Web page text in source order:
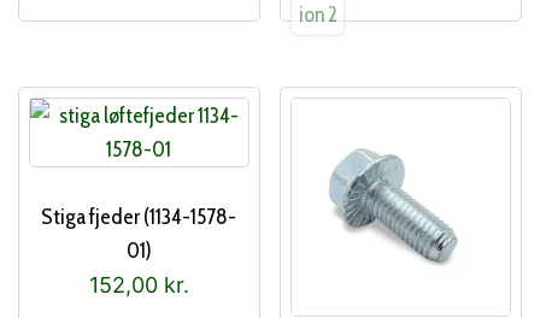
Stiga fjeder (1134-1578-
01)
152,00 kr.